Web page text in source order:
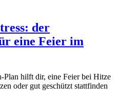
der
eine Feier im
Plan hilft dir, eine Feier bei Hitze
oder gut geschützt stattfinden